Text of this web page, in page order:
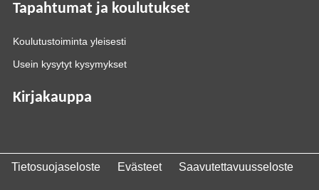
Tapahtumat ja koulutukset
Koulutustoiminta yleisesti
Usein kysytyt kysymykset
Kirjakauppa
Tietosuojaseloste Evästeet Saavutettavuusseloste